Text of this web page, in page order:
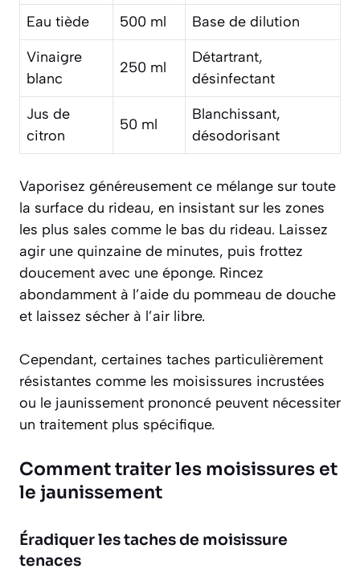
Eau tiède
500 ml
Base de dilution
Vinaigre
blanc
250 ml
Détartrant,
désinfectant
Jus de
citron
50 ml
Blanchissant,
désodorisant
Vaporisez généreusement ce mélange sur toute
la surface du rideau, en insistant sur les zones
les plus sales comme le bas du rideau. Laissez
agir une quinzaine de minutes, puis frottez
doucement avec une éponge. Rincez
abondamment à l’aide du pommeau de douche
et laissez sécher à l’air libre.
Cependant, certaines taches particulièrement
résistantes comme les moisissures incrustées
ou le jaunissement prononcé peuvent nécessiter
un traitement plus spécifique.
Comment traiter les moisissures et
le jaunissement
Éradiquer les taches de moisissure
tenaces